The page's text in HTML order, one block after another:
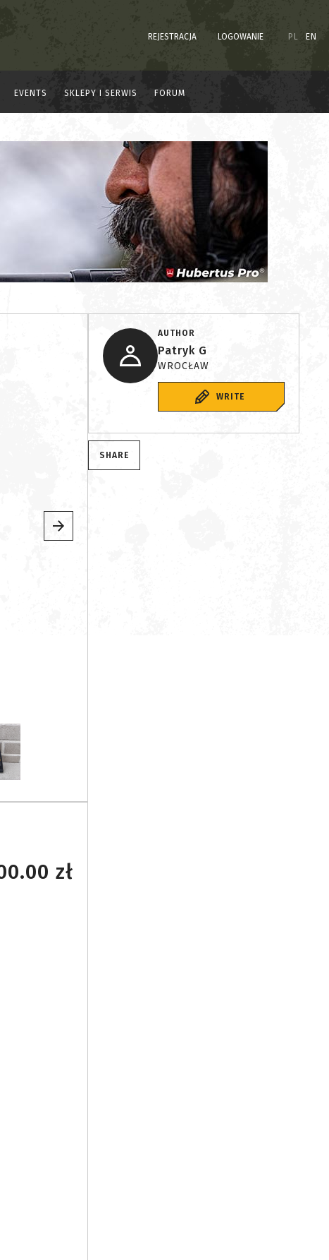
REJESTRACJA LOGOWANIE PL EN
EVENTS SKLEPY I SERWIS FORUM
zł
AUTHOR
Patryk G
WROCŁAW
WRITE
SHARE